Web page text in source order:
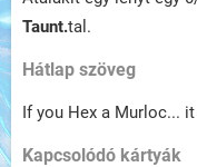
Taunt.tal.
Hátlap szöveg
If you Hex a Murloc...
Kapcsolódó kártyák